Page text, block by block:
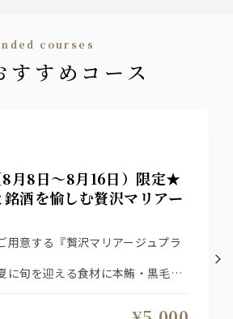
レープフルーツサワー/梅酒
ンク
courses
すすめコース
8月8日～8月16日）限定★
酒を愉しむ贅沢マリアー
用意する『贅沢マリアージュプラ
に旬を迎える食材に本鮪・黒毛和